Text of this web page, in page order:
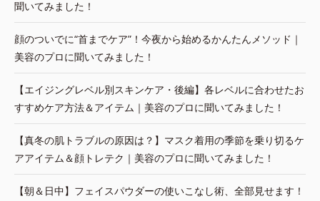
聞いてみました！
顔のついでに“首までケア”！今夜から始めるかんたんメソッド｜
美容のプロに聞いてみました！
【エイジングレベル別スキンケア・後編】各レベルに合わせたお
すすめケア方法＆アイテム｜美容のプロに聞いてみました！
【真冬の肌トラブルの原因は？】マスク着用の季節を乗り切るケ
アアイテム＆顔トレテク｜美容のプロに聞いてみました！
【朝＆日中】フェイスパウダーの使いこなし術、全部見せます！